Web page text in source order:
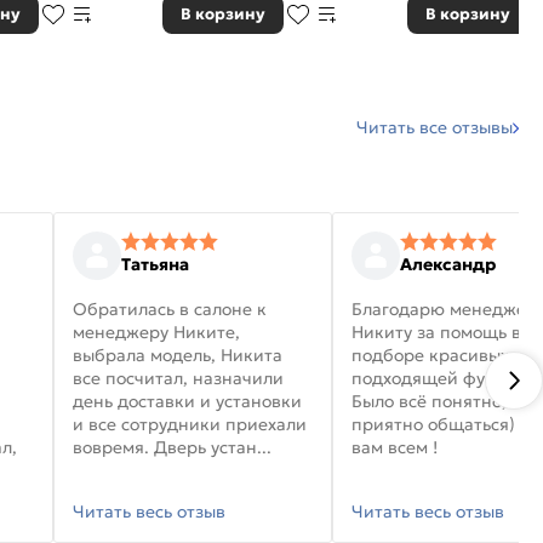
В корзину В корзину
Читать все отзывы
Татьяна
Обратилась в салоне к
менеджеру Никите,
выбрала модель, Никита
все посчитал, назначили
день доставки и установки
и все сотрудники приехали
вовремя. Дверь устан...
Читать весь отзыв
Александр
Благодарю
Никиту за помощь в
подборе красивых
подходящей
Было всё понятно, и
приятно общаться)
вам всем !
Читать весь отзыв